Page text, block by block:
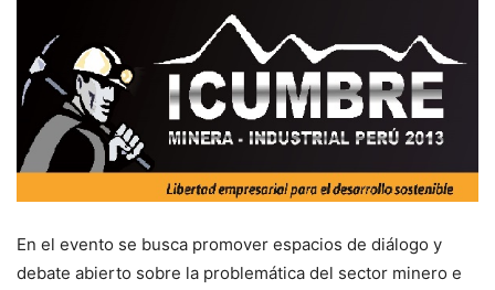
En el evento se busca promover espacios de diálogo y
debate abierto sobre la problemática del sector minero e